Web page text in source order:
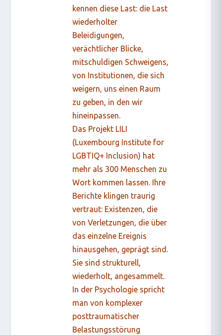
kennen diese Last: die Last
wiederholter
Beleidigungen,
verächtlicher Blicke,
mitschuldigen Schweigens,
von Institutionen, die sich
weigern, uns einen Raum
zu geben, in den wir
hineinpassen.
Das Projekt LILI
(Luxembourg Institute for
LGBTIQ+ Inclusion) hat
mehr als 300 Menschen zu
Wort kommen lassen. Ihre
Berichte klingen traurig
vertraut: Existenzen, die
von Verletzungen, die über
das einzelne Ereignis
hinausgehen, geprägt sind.
Sie sind strukturell,
wiederholt, angesammelt.
In der Psychologie spricht
man von komplexer
posttraumatischer
Belastungsstörung